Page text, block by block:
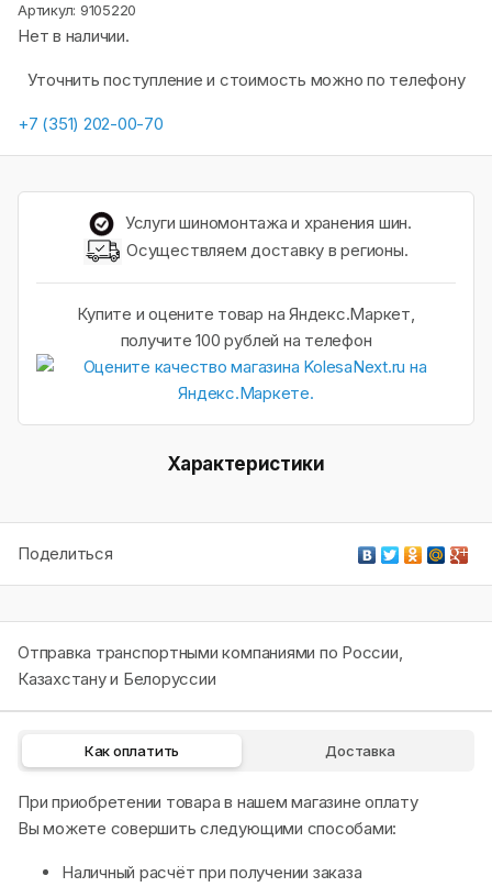
Артикул: 9105220
Нет в наличии.
Уточнить поступление и стоимость можно по телефону
+7 (351) 202-00-70
Услуги шиномонтажа и хранения шин.
Осуществляем доставку в регионы.
Купите и оцените товар на Яндекс.Маркет,
получите 100 рублей на телефон
Характеристики
Поделиться
Отправка транспортными компаниями по России,
Казахстану и Белоруссии
Как оплатить Доставка
При приобретении товара в нашем магазине оплату
Вы можете совершить следующими способами:
Наличный расчёт при получении заказа